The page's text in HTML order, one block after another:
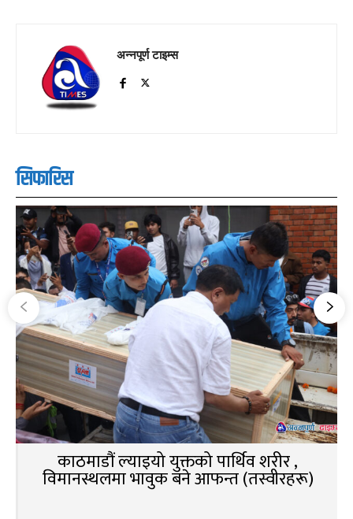
अन्नपूर्ण टाइम्स
सिफारिस
काठमाडौं ल्याइयो युक्तको पार्थिव शरीर ,
विमानस्थलमा भावुक बने आफन्त (तस्वीरहरू)